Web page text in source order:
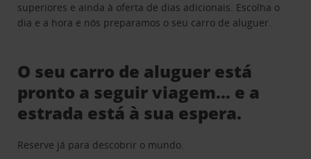
superiores e ainda à oferta de dias adicionais. Escolha o
dia e a hora e nós preparamos o seu carro de aluguer.
O seu carro de aluguer está
pronto a seguir viagem… e a
estrada está à sua espera.
Reserve já para descobrir o mundo.